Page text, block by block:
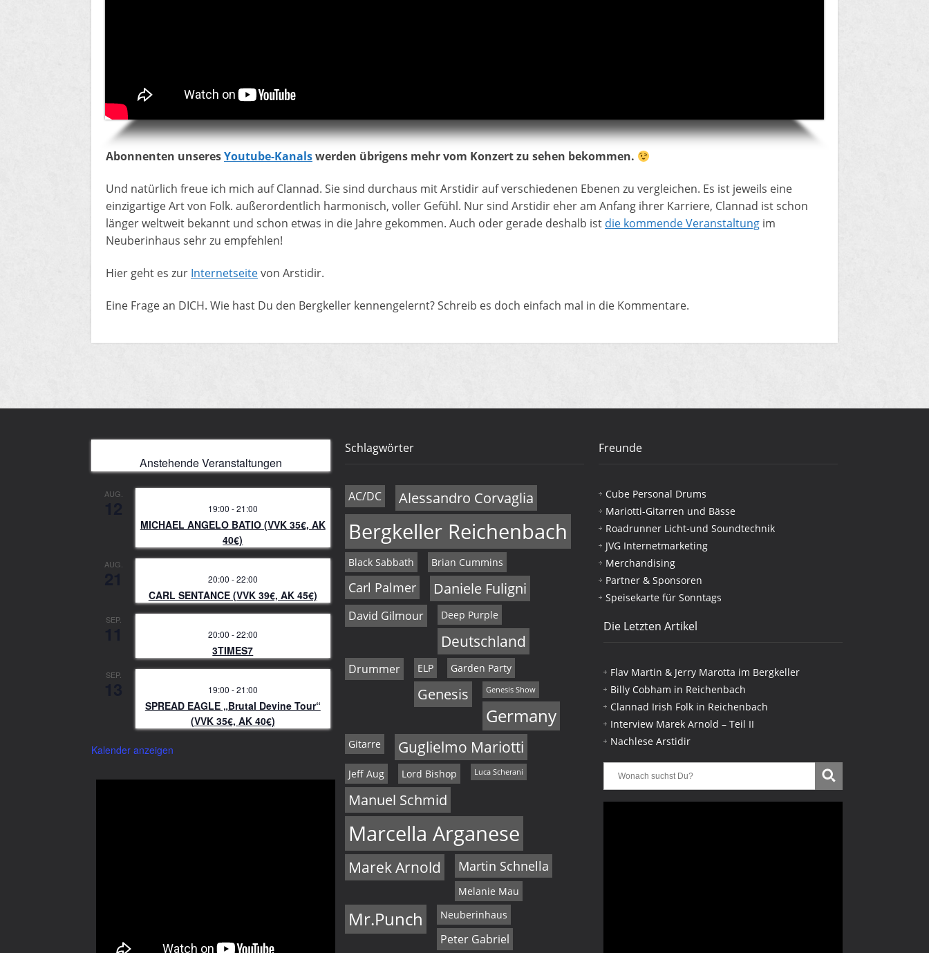
Abonnenten unseresYoutube-Kanalswerden übrigens mehr vom Konzert zu sehen bekommen.
Und natürlich freue ich mich auf Clannad. Sie sind durchaus mit Arstidir auf verschiedenen Ebenen zu vergleichen. Es ist jeweils eine
einzigartige Art von Folk. außerordentlich harmonisch, voller Gefühl. Nur sind Arstidir eher am Anfang ihrer Karriere, Clannad ist schon
länger weltweit bekannt und schon etwas in die Jahre gekommen. Auch oder gerade deshalb ist die kommende Veranstaltung im
Neuberinhaus sehr zu empfehlen!
Hier geht es zur Internetseitevon Arstidir.
Eine Frage an DICH. Wie hast Du den Bergkeller kennengelernt? Schreib es doch einfach mal in die Kommentare.
Anstehende Veranstaltungen
AUG.
19:00 -21:00
MICHAEL ANGELO BATIO (VVK 35€, AK
40€)
AUG.
20:00 -22:00
CARL SENTANCE (VVK 39€, AK 45€)
SEP.
20:00 -22:00
3TIMES7
SEP.
19:00 -21:00
SPREAD EAGLE „Brutal Devine Tour“
(VVK 35€, AK 40€)
Kalender anzeigen
Schlagwörter
AC/DC Alessandro Corvaglia
Bergkeller Reichenbach
Black Sabbath Brian Cummins
Carl Palmer Daniele Fuligni
David Gilmour Deep Purple
Deutschland
Drummer ELP Garden Party
Genesis Genesis Show
Germany
Gitarre Guglielmo Mariotti
Jeff Aug Lord Bishop Luca Scherani
Manuel Schmid
Marcella Arganese
Marek Arnold Martin Schnella
Melanie Mau
Mr.Punch Neuberinhaus
Peter Gabriel
Freunde
Cube Personal Drums
Mariotti-Gitarren und Bässe
Roadrunner Licht-und Soundtechnik
JVG Internetmarketing
Merchandising
Partner & Sponsoren
Speisekarte für Sonntags
Die Letzten Artikel
Flav Martin & Jerry Marotta im Bergkeller
Billy Cobham in Reichenbach
Clannad Irish Folk in Reichenbach
Interview Marek Arnold – Teil II
Nachlese Arstidir